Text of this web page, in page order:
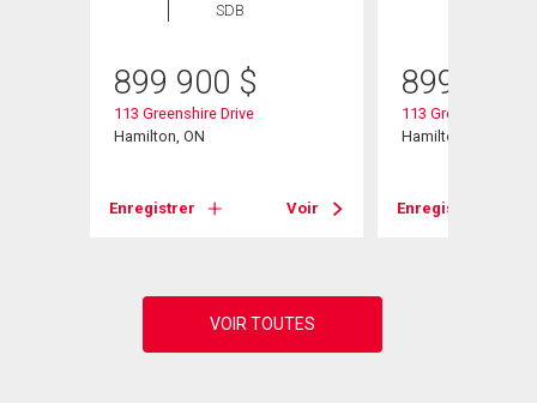
SDB
899 900 $
113 Greenshire Drive
Hamilton, ON
Enregistrer Voir
899 900
113 Greenshire
Hamilton, ON
Enregistrer